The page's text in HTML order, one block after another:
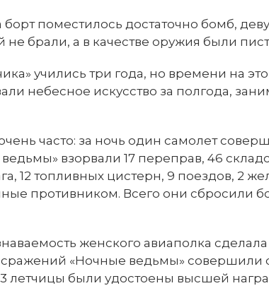
борт поместилось достаточно бомб,
брали, а в качестве оружия были
учились три года, но времени на
небесное искусство за полгода,
часто: за ночь один самолет
взорвали 17 переправ, 46
12 топливных цистерн, 9 поездов, 2
противником. Всего они сбросили
женского авиаполка
сражений «Ночные ведьмы» совершили
летчицы были удостоены высшей